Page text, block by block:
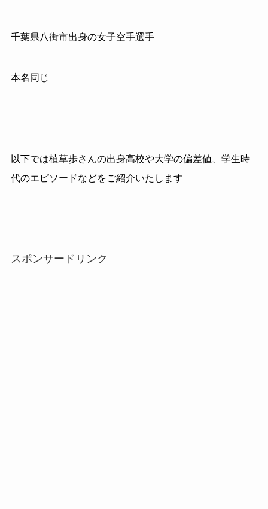
千葉県八街市出身の女子空手選手
本名同じ
以下では植草歩さんの出身高校や大学の偏差値、学生時
代のエピソードなどをご紹介いたします
スポンサードリンク